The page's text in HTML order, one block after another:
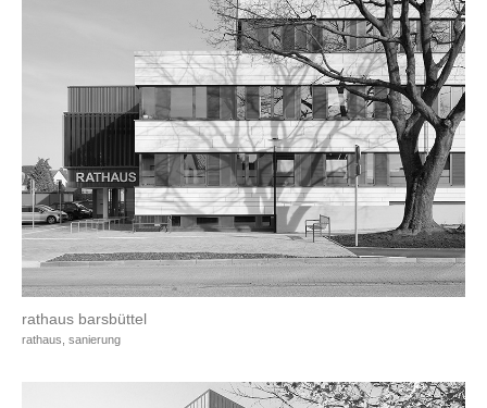
rathaus barsbüttel
rathaus, sanierung